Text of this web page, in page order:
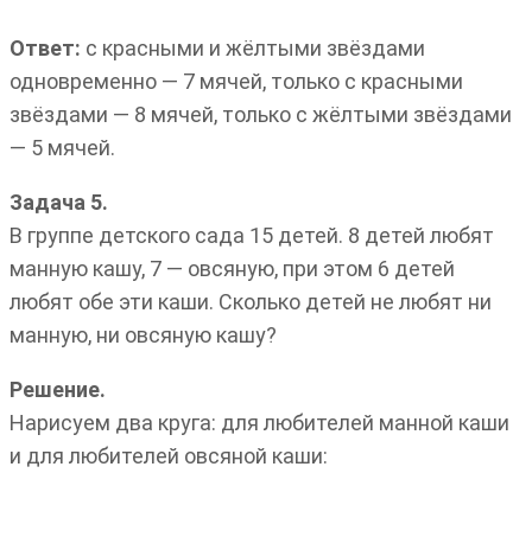
Ответ: с красными и жёлтыми звёздами
одновременно — 7 мячей, только с красными
звёздами — 8 мячей, только с жёлтыми звёздами
— 5 мячей.
Задача 5.
В группе детского сада 15 детей. 8 детей любят
манную кашу, 7 — овсяную, при этом 6 детей
любят обе эти каши. Сколько детей не любят ни
манную, ни овсяную кашу?
Решение.
Нарисуем два круга: для любителей манной каши
и для любителей овсяной каши: